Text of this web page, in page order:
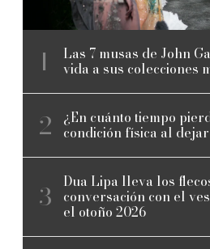
Las 7 musas de John
vida a sus colecciones
¿En cuánto tiempo
condición física al
Dua Lipa lleva los
conversación con el
el otoño 2026